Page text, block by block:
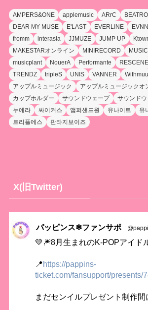
AMPERS&ONE applemusic ARrC
DEAR MY MUSE
E'LAST EVERLINE
fromm
interasia JJMUZE JUMP UP
MAKESTARオンライン
MINIRECORD
musicplant
NouerA Performante RESCENE
TRENDZ
tripleS UNIS VANNER Withmuu
アップルミュージック
アップルミュージックオ
カップホルダー
サウンドウェーブ
サウンド
누에라
싸이커스 앰퍼샌드원 유나이트 유
트리플에스
판타지보이즈
X(旧Twitter)
パッピンス❄ファンサポ
💛🎆8月生まれのK-POPアイド
📍https://pappins-
ticket.com/fansupport/presents/
まだセンイルプレゼント制作間